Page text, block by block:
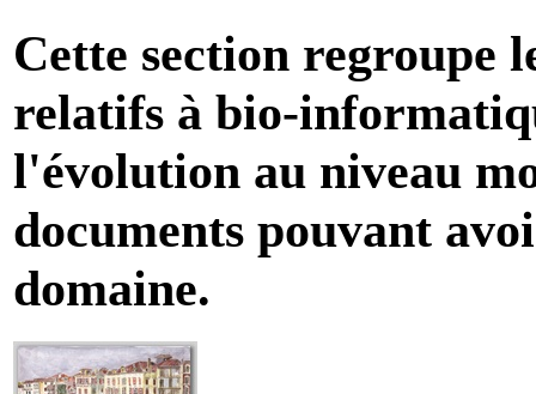
Cette section regroupe
relatifs à bio-
l'évolution au niveau
documents pouvant
domaine.